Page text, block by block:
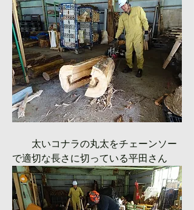
太いコナラの丸太をチェーンソー
で適切な長さに切っている平田さん